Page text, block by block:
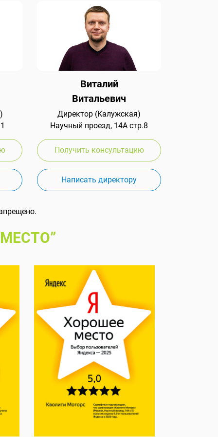
Виталий
Витальевич
Директор (Калужская)
Научный проезд, 14А стр.8
Получить консультацию
Написать директору